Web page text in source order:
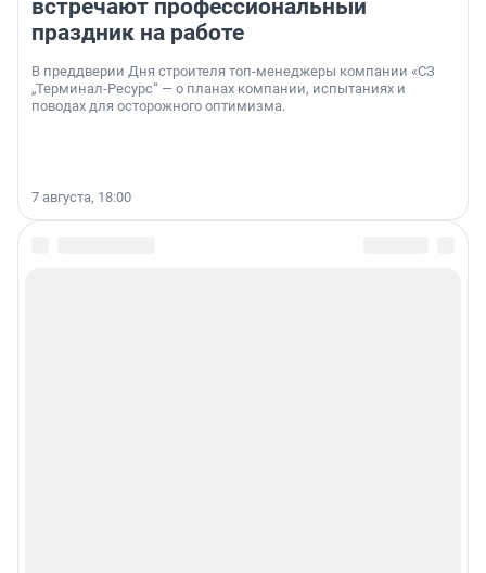
встречают профессиональный
праздник на работе
В преддверии Дня строителя топ-менеджеры компании «СЗ
„Терминал-Ресурс“ — о планах компании, испытаниях и
поводах для осторожного оптимизма.
7 августа, 18:00